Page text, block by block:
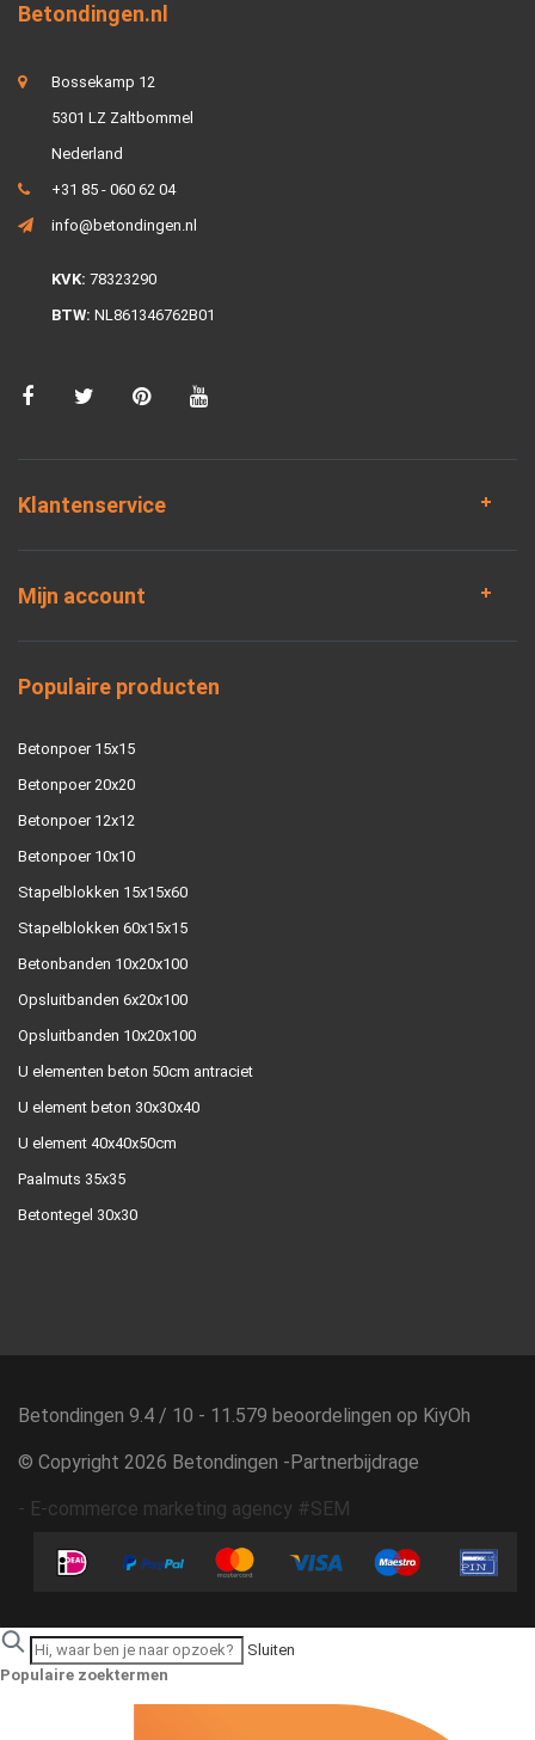
Betondingen.nl
Bossekamp 12
5301 LZ Zaltbommel
Nederland
+31 85 - 060 62 04
info@betondingen.nl
KVK: 78323290
BTW: NL861346762B01
Klantenservice
Mijn account
Populaire producten
Betonpoer 15x15
Betonpoer 20x20
Betonpoer 12x12
Betonpoer 10x10
Stapelblokken 15x15x60
Stapelblokken 60x15x15
Betonbanden 10x20x100
Opsluitbanden 6x20x100
Opsluitbanden 10x20x100
U elementen beton 50cm antraciet
U element beton 30x30x40
U element 40x40x50cm
Paalmuts 35x35
Betontegel 30x30
Betondingen 9.4 / 10 - 11.579 beoordelingen op KiyOh
© Copyright 2026 Betondingen - Partnerbijdrage
- E-commerce marketing agency #SEM
Sluiten
Populaire zoektermen